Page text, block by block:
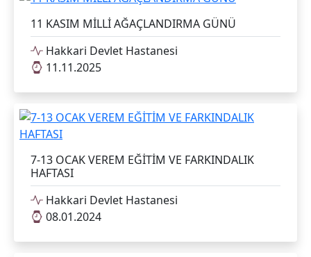
11 KASIM MİLLİ AĞAÇLANDIRMA GÜNÜ
Hakkari Devlet Hastanesi
11.11.2025
7-13 OCAK VEREM EĞİTİM VE FARKINDALIK
HAFTASI
Hakkari Devlet Hastanesi
08.01.2024